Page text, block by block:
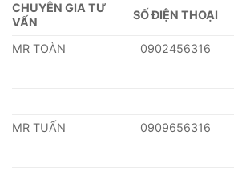
CHUYÊN GIA TƯ
VẤN
SỐ ĐIỆN THOẠI
MR TOÀN 0902456316
MR TUẤN
0909656316